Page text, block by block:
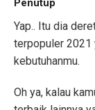
Penutup
Yap.. Itu dia
terpopuler 2021
kebutuhanmu.
Oh ya, kalau